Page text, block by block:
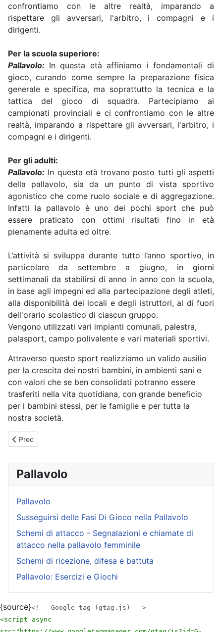
Pallavolo
Pallavolo
Susseguirsi delle Fasi Di Gioco nella Pallavolo
Schemi di attacco - Segnalazioni e chiamate di
attacco nella pallavolo femminile
Schemi di ricezione, difesa e battuta
Pallavolo: Esercizi e Giochi
confrontiamo con le altre realtà, imparando a
rispettare gli avversari, l'arbitro, i compagni e i
dirigenti.
Per la scuola superiore:
Pallavolo: In questa età affiniamo i fondamentali di
gioco, curando come sempre la preparazione fisica
generale e specifica, ma soprattutto la tecnica e la
tattica del gioco di squadra. Partecipiamo ai
campionati provinciali e ci confrontiamo con le altre
realtà, imparando a rispettare gli avversari, l'arbitro, i
compagni e i dirigenti.
Per gli adulti:
Pallavolo: In questa età trovano posto tutti gli aspetti
della pallavolo, sia da un punto di vista sportivo
agonistico che come ruolo sociale e di aggregazione.
Infatti la pallavolo è uno dei pochi sport che può
essere praticato con ottimi risultati fino in età
pienamente adulta ed oltre.
L’attività si sviluppa durante tutto l’anno sportivo, in
particolare da settembre a giugno, in giorni
settimanali da stabilirsi di anno in anno con la scuola,
in base agli impegni ed alla partecipazione degli atleti,
alla disponibilità dei locali e degli istruttori, al di fuori
dell'orario scolastico di ciascun gruppo.
Vengono utilizzati vari impianti comunali, palestra,
palasport, campo polivalente e vari materiali sportivi.
Attraverso questo sport realizziamo un valido ausilio
per la crescita dei nostri bambini, in ambienti sani e
con valori che se ben consolidati potranno essere
trasferiti nella vita quotidiana, con grande beneficio
per i bambini stessi, per le famiglie e per tutta la
nostra società.
Articolo precedente: Anno 2006-2007 - Torneo Pallavolo Under
Prec
{source}<!-- Google tag (gtag.js) -->
<script async